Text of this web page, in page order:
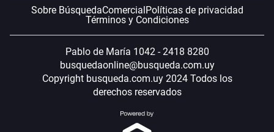
Sobre BúsquedaComercial Políticas de privacidad
Términos y Condiciones
Pablo de María 1042 - 2418 8280
busquedaonline@busqueda.com.uy
Copyright busqueda.com.uy 2024 Todos los
derechos reservados